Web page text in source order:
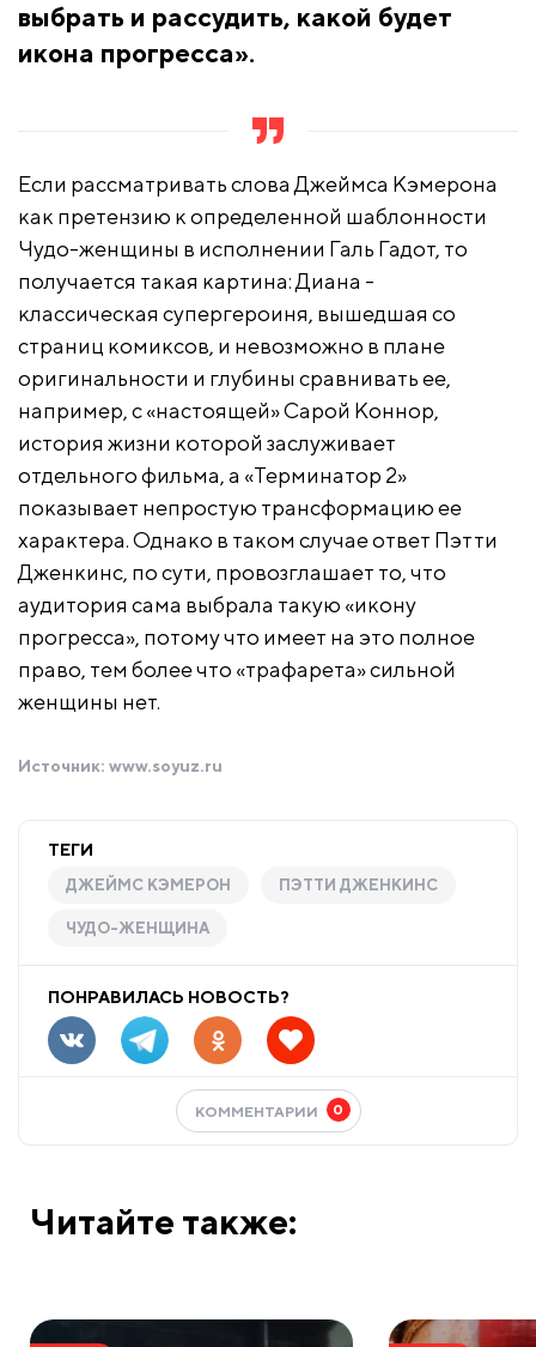
выбрать и рассудить, какой будет
икона прогресса».
Если рассматривать слова Джеймса Кэмерона
как претензию к определенной шаблонности
Чудо-женщины в исполнении Галь Гадот, то
получается такая картина: Диана -
классическая супергероиня, вышедшая со
страниц комиксов, и невозможно в плане
оригинальности и глубины сравнивать ее,
например, с «настоящей» Сарой Коннор,
история жизни которой заслуживает
отдельного фильма, а «Терминатор 2»
показывает непростую трансформацию ее
характера. Однако в таком случае ответ Пэтти
Дженкинс, по сути, провозглашает то, что
аудитория сама выбрала такую «икону
прогресса», потому что имеет на это полное
право, тем более что «трафарета» сильной
женщины нет.
Источник: www.soyuz.ru
ТЕГИ
ДЖЕЙМС КЭМЕРОН ПЭТТИ ДЖЕНКИНС
ЧУДО-ЖЕНЩИНА
ПОНРАВИЛАСЬ НОВОСТЬ?
КОММЕНТАРИИ 0
Читайте также: